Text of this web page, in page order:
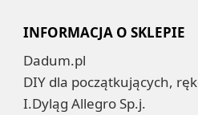
INFORMACJA O SKLEPIE
Dadum.pl
DIY dla początkujących,
I.Dyląg Allegro Sp.j.